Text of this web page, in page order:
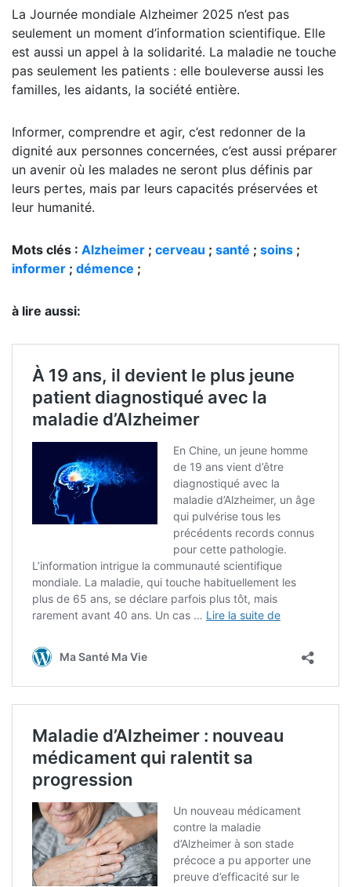
La Journée mondiale Alzheimer 2025 n’est pas
seulement un moment d’information scientifique. Elle
est aussi un appel à la solidarité. La maladie ne touche
pas seulement les patients : elle bouleverse aussi les
familles, les aidants, la société entière.
Informer, comprendre et agir, c’est redonner de la
dignité aux personnes concernées, c’est aussi préparer
un avenir où les malades ne seront plus définis par
leurs pertes, mais par leurs capacités préservées et
leur humanité.
Mots clés : Alzheimer ; cerveau ; santé ; soins ;
informer ; démence ;
à lire aussi: